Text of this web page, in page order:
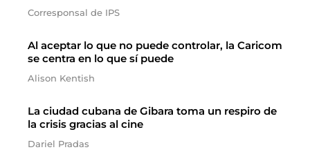
Corresponsal de IPS
Al aceptar lo que no puede controlar, la Caricom
se centra en lo que sí puede
Alison Kentish
La ciudad cubana de Gibara toma un respiro de
la crisis gracias al cine
Dariel Pradas